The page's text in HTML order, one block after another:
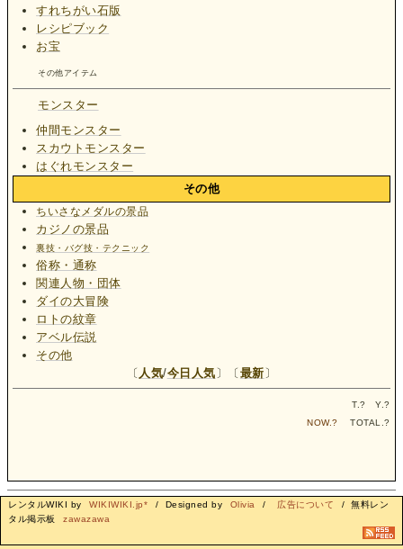
すれちがい石版
レシピブック
お宝
その他アイテム
モンスター
仲間モンスター
スカウトモンスター
はぐれモンスター
その他
ちいさなメダルの景品
カジノの景品
裏技・バグ技・テクニック
俗称・通称
関連人物・団体
ダイの大冒険
ロトの紋章
アベル伝説
その他
〔 人気/今日人気〕〔最新〕
T.? Y.?
NOW.? TOTAL.?
レンタルWIKI by WIKIWIKI.jp* / Designed by Olivia / 広告について
/ 無料レン
タル掲示板
zawazawa